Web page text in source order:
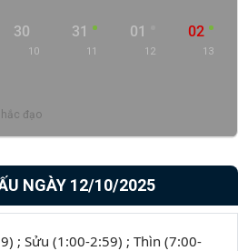
30
10
31
11
01
12
02
13
hắc đạo
NGÀY 12/10/2025
; Sửu (1:00-2:59) ; Thìn (7:00-